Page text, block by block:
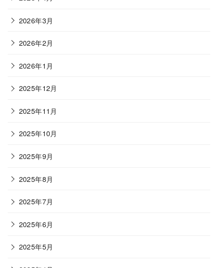
2026年3月
2026年2月
2026年1月
2025年12月
2025年11月
2025年10月
2025年9月
2025年8月
2025年7月
2025年6月
2025年5月